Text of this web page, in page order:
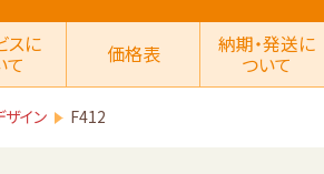
スに
て 価格表 納期・発送に
ついて
イン F412